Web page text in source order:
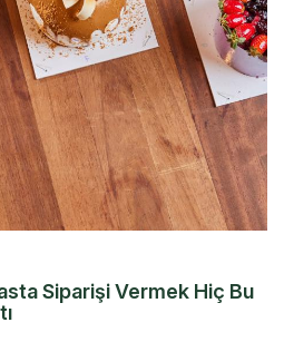
Siparişi Vermek Hiç Bu